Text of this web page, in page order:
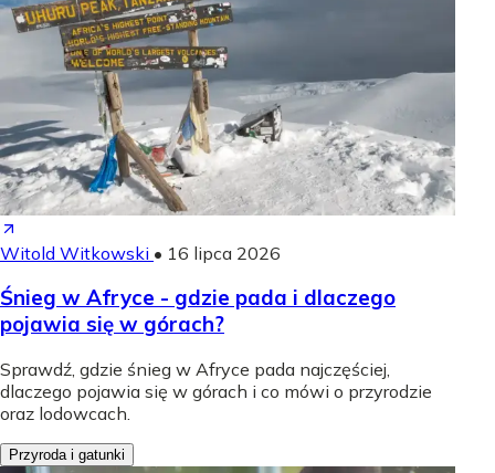
Witold Witkowski • 16 lipca 2026
Śnieg w Afryce - gdzie pada i dlaczego
pojawia się w górach?
Sprawdź, gdzie śnieg w Afryce pada najczęściej,
dlaczego pojawia się w górach i co mówi o przyrodzie
oraz lodowcach.
Przyroda i gatunki